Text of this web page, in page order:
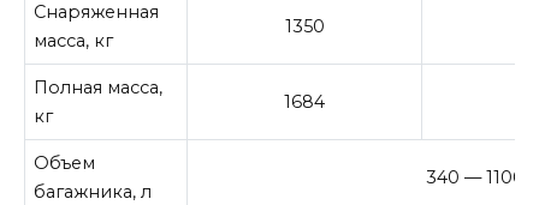
Снаряженная
масса, кг
1350
Полная масса,
кг
1684
Объем
багажника, л
340 — 1100